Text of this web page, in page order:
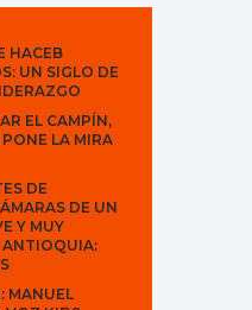
HACEB
UN SIGLO DE
EL CAMPÍN,
LA MIRA
DE
DE UN
Y MUY
ANTIOQUIA:
MANUEL